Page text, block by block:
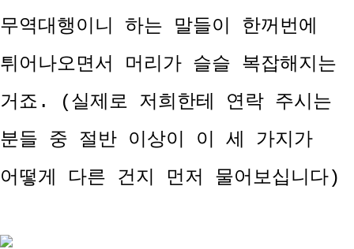
무역대행이니 하는 말들이 한꺼번에
튀어나오면서 머리가 슬슬 복잡해지는
거죠. (실제로 저희한테 연락 주시는
분들 중 절반 이상이 이 세 가지가
어떻게 다른 건지 먼저 물어보십니다)